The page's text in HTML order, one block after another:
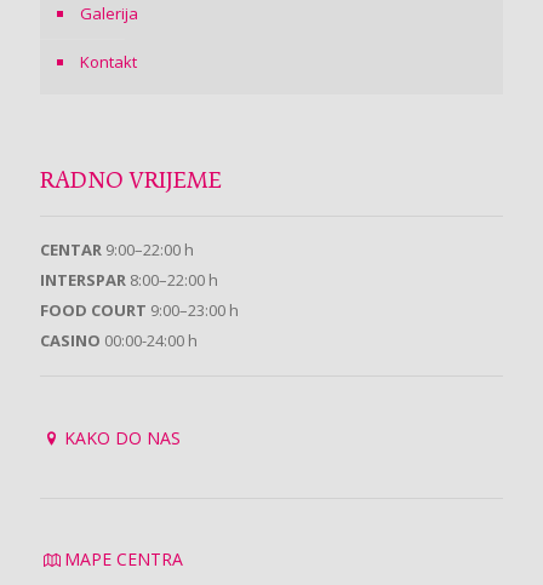
Galerija
Kontakt
RADNO VRIJEME
CENTAR 9:00–22:00 h
INTERSPAR 8:00–22:00 h
FOOD COURT 9:00–23:00 h
CASINO 00:00-24:00 h
KAKO DO NAS
MAPE CENTRA